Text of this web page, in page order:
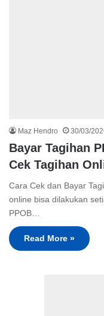
Maz Hendro 30/03/
Bayar Tagihan
Cek Tagihan
Cara Cek dan Bayar
online bisa dilakukan
PPOB…
Read More »